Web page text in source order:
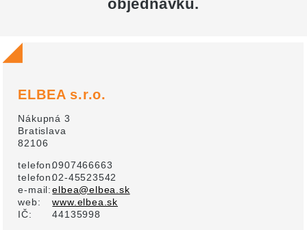
objednávku.
ELBEA s.r.o.
Nákupná 3
Bratislava
82106
telefon:0907466663
telefon:02-45523542
e-mail: elbea@elbea.sk
web:
www.elbea.sk
IČ:
44135998